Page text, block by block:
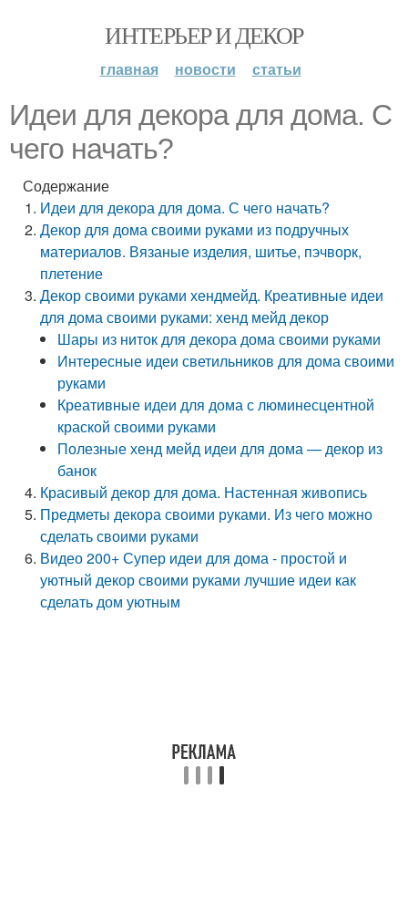
ИНТЕРЬЕР И ДЕКОР
главная новости статьи
Идеи для декора для дома. С
чего начать?
Содержание
Идеи для декора для дома. С чего начать?
Декор для дома своими руками из подручных
материалов. Вязаные изделия, шитье, пэчворк,
плетение
Декор своими руками хендмейд. Креативные идеи
для дома своими руками: хенд мейд декор
Шары из ниток для декора дома своими руками
Интересные идеи светильников для дома своими
руками
Креативные идеи для дома с люминесцентной
краской своими руками
Полезные хенд мейд идеи для дома — декор из
банок
Красивый декор для дома. Настенная живопись
Предметы декора своими руками. Из чего можно
сделать своими руками
Видео 200+ Супер идеи для дома - простой и
уютный декор своими руками лучшие идеи как
сделать дом уютным